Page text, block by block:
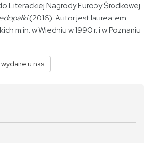
Literackiej Nagrody Europy Środkowej
(2016). Autor jest laureatem
m.in. w Wiedniu w 1990 r. i w Poznaniu
u nas